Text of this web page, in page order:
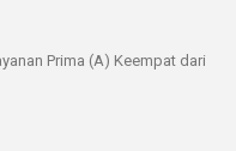
Prima (A) Keempat dari